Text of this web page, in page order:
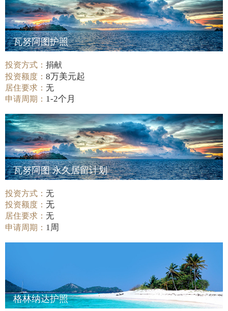
瓦努阿图护照
投资方式：捐献
投资额度：8万美元起
居住要求：无
申请周期： 1-2个月
瓦努阿图 永久居留计划
投资方式：无
投资额度：无
居住要求：无
申请周期： 1周
格林纳达护照